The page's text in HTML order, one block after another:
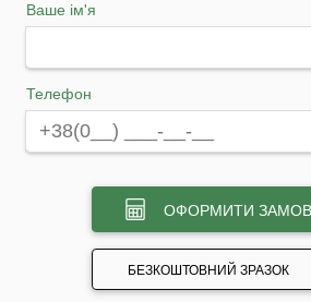
Ваше ім'я
Телефон
ОФОРМИТИ
БЕЗКОШТОВНИЙ ЗРАЗОК